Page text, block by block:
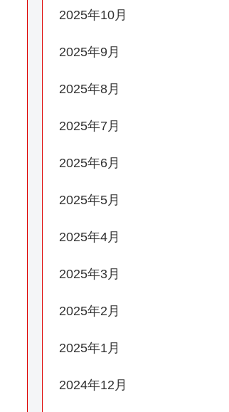
2025年10月
2025年9月
2025年8月
2025年7月
2025年6月
2025年5月
2025年4月
2025年3月
2025年2月
2025年1月
2024年12月